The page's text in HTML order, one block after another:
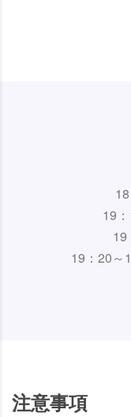
19
19：20～
注意事項